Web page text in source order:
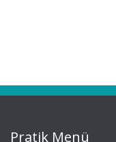
Pratik Menü